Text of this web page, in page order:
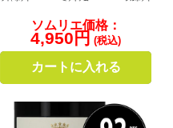
ソムリエ価格：
4,950円 (税込)
カートに入れる